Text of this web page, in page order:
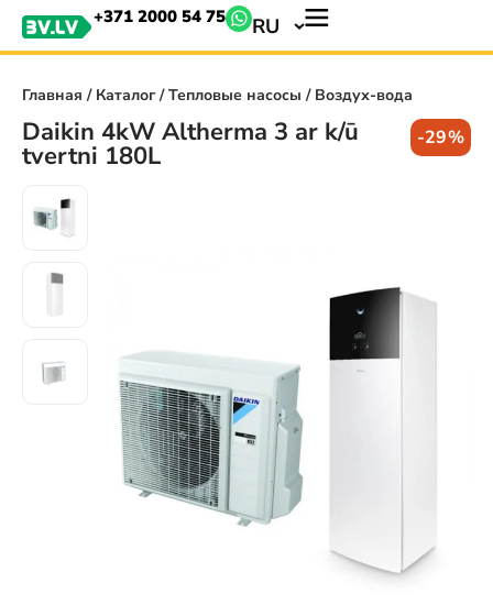
+371 2000 54 75 RU
Главная / Каталог/Тепловые насосы / Воздух-вода
Daikin 4kW Altherma 3 ar k/ū
tvertni 180L
-29%